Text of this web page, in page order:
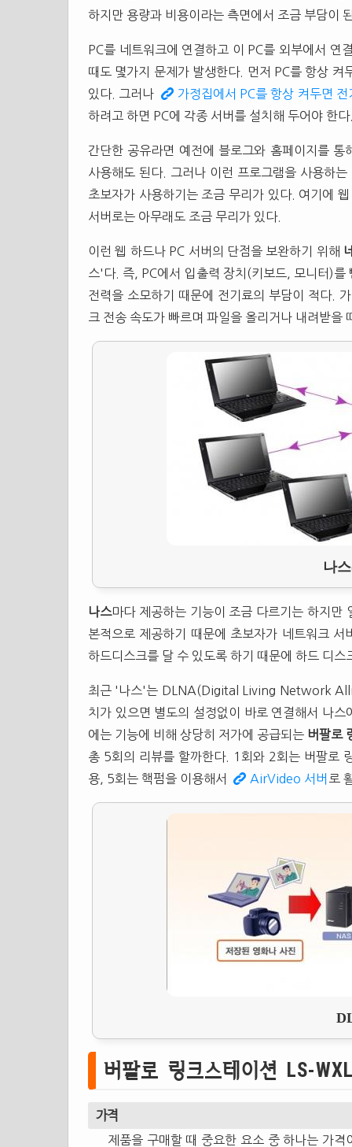
하지만 용량과 비용이라는 측면에서 조금 부담이
PC를 네트워크에 연결하고 이 PC를 외부에서 연
때도 몇가지 문제가 발생한다. 먼저 PC를 항상
있다. 그러나
가정집에서 PC를 항상 켜두면
하려고 하면 PC에 각종 서버를 설치해 두어야 한
간단한 공유라면 예전에 블로그와 홈페이지를 통
사용해도 된다. 그러나 이런 프로그램을 사용하
초보자가 사용하기는 조금 무리가 있다. 여기에
서버로는 아무래도 조금 무리가 있다.
이런 웹 하드나 PC 서버의 단점을 보완하기 위해
스'다. 즉, PC에서 입출력 장치(키보드, 모니터)
전력을 소모하기 때문에 전기료의 부담이 적다.
크 전송 속도가 빠르며 파일을 올리거나 내려받을
나
나스마다 제공하는 기능이 조금 다르기는 하지만
본적으로 제공하기 때문에 초보자가 네트워크
하드디스크를 달 수 있도록 하기 때문에 하드 디
최근 '나스'는 DLNA(Digital Living Network
치가 있으면 별도의 설정없이 바로 연결해서 나
에는 기능에 비해 상당히 저가에 공급되는 버팔로
총 5회의 리뷰를 할까한다. 1회와 2회는 버팔로
용, 5회는 핵펌을 이용해서
AirVideo 서버 로
버팔로 링크스테이션 LS-
가격
제품을 구매할 때 중요한 요소 중 하나는 가